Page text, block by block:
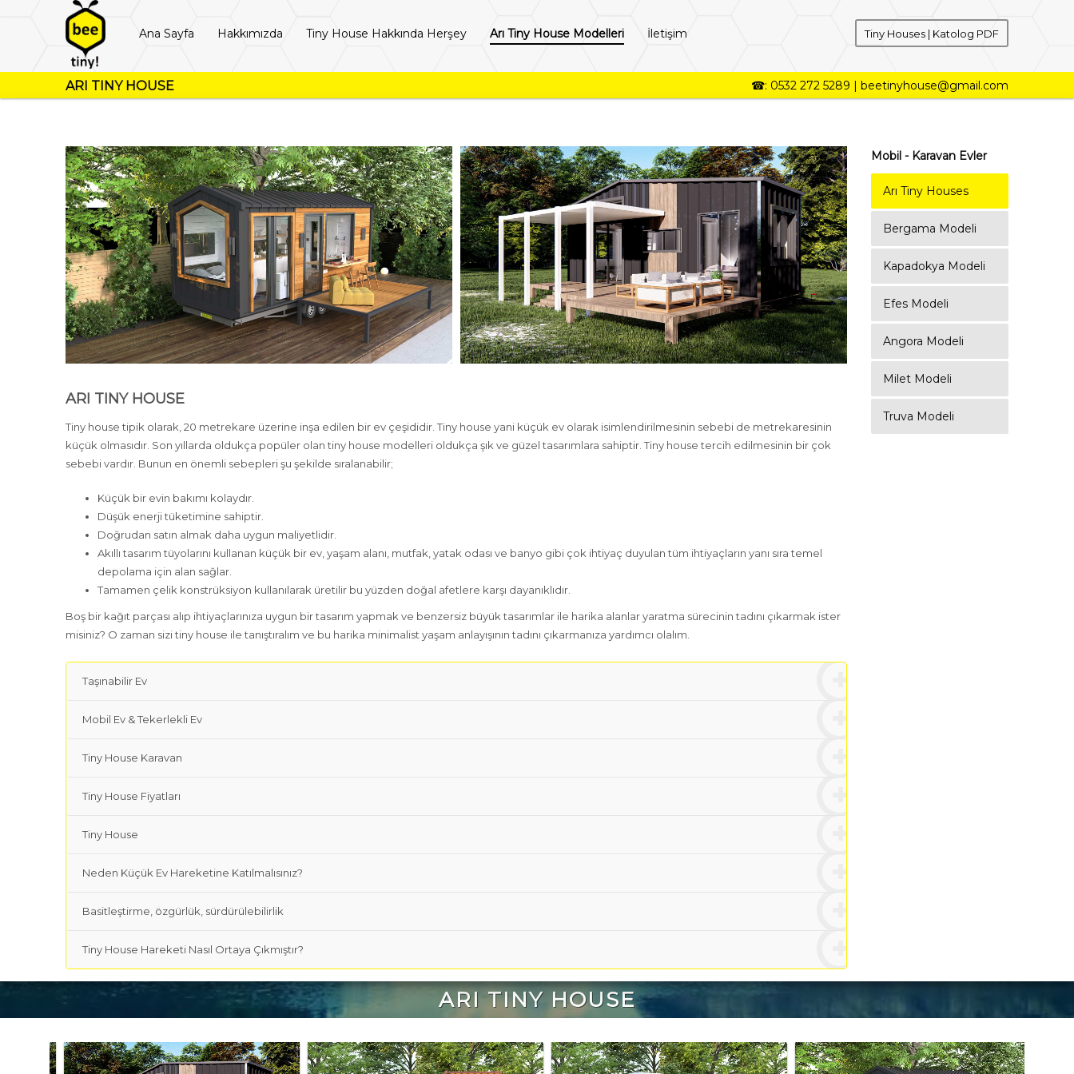
Ana Sayfa Hakkımızda Tiny House Hakkında Herşey Arı Tiny House Modelleri İletişim Tiny Houses | Katolog PDF
ARI TINY HOUSE ☎: 0532 272 5289 | beetinyhouse@gmail.com
ARI TINY HOUSE
Tiny house tipik olarak, 20 metrekare üzerine inşa edilen bir ev çeşididir. Tiny house yani küçük ev olarak isimlendirilmesinin sebebi de metrekaresinin
küçük olmasıdır. Son yıllarda oldukça popüler olan tiny house modelleri oldukça şık ve güzel tasarımlara sahiptir. Tiny house tercih edilmesinin bir çok
sebebi vardır. Bunun en önemli sebepleri şu şekilde sıralanabilir;
Küçük bir evin bakımı kolaydır.
Düşük enerji tüketimine sahiptir.
Doğrudan satın almak daha uygun maliyetlidir.
Akıllı tasarım tüyolarını kullanan küçük bir ev, yaşam alanı, mutfak, yatak odası ve banyo gibi çok ihtiyaç duyulan tüm ihtiyaçların yanı sıra temel
depolama için alan sağlar.
Tamamen çelik konstrüksiyon kullanılarak üretilir bu yüzden doğal afetlere karşı dayanıklıdır.
Boş bir kağıt parçası alıp ihtiyaçlarınıza uygun bir tasarım yapmak ve benzersiz büyük tasarımlar ile harika alanlar yaratma sürecinin tadını çıkarmak ister
misiniz? O zaman sizi tiny house ile tanıştıralım ve bu harika minimalist yaşam anlayışının tadını çıkarmanıza yardımcı olalım.
Taşınabilir Ev
Mobil Ev & Tekerlekli Ev
Tiny House Karavan
Tiny House Fiyatları
Tiny House
Neden Küçük Ev Hareketine Katılmalısınız?
Basitleştirme, özgürlük, sürdürülebilirlik
Tiny House Hareketi Nasıl Ortaya Çıkmıştır?
Mobil - Karavan Evler
Arı Tiny Houses
Bergama Modeli
Kapadokya Modeli
Efes Modeli
Angora Modeli
Milet Modeli
Truva Modeli
ARI TINY HOUSE